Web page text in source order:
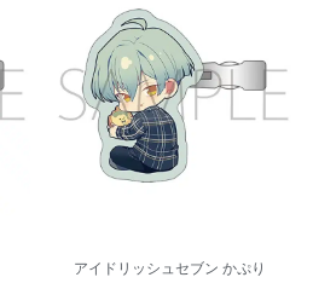
アイドリッシュセブン かぷり